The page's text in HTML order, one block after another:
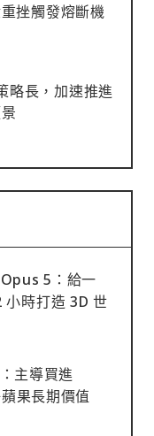
挫觸發熔斷機
略長，加速推進
5：給一
小時打造 3D 世
主導買進
果長期價值